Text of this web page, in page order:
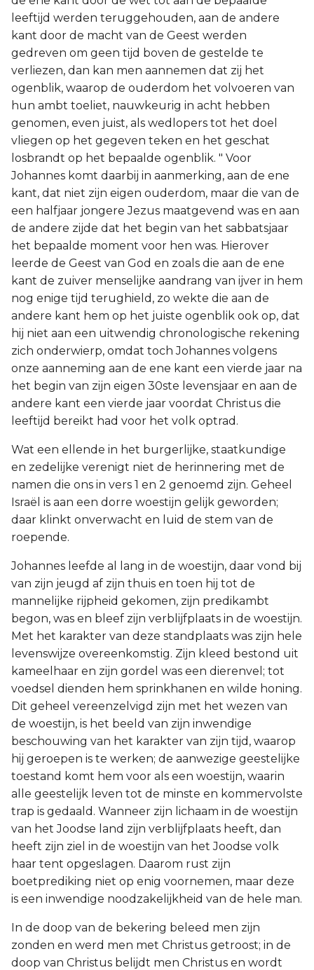
leeftijd werden teruggehouden, aan de andere
kant door de macht van de Geest werden
gedreven om geen tijd boven de gestelde te
verliezen, dan kan men aannemen dat zij het
ogenblik, waarop de ouderdom het volvoeren van
hun ambt toeliet, nauwkeurig in acht hebben
genomen, even juist, als wedlopers tot het doel
vliegen op het gegeven teken en het geschat
losbrandt op het bepaalde ogenblik. " Voor
Johannes komt daarbij in aanmerking, aan de ene
kant, dat niet zijn eigen ouderdom, maar die van de
een halfjaar jongere Jezus maatgevend was en aan
de andere zijde dat het begin van het sabbatsjaar
het bepaalde moment voor hen was. Hierover
leerde de Geest van God en zoals die aan de ene
kant de zuiver menselijke aandrang van ijver in hem
nog enige tijd terughield, zo wekte die aan de
andere kant hem op het juiste ogenblik ook op, dat
hij niet aan een uitwendig chronologische rekening
zich onderwierp, omdat toch Johannes volgens
onze aanneming aan de ene kant een vierde jaar na
het begin van zijn eigen 30ste levensjaar en aan de
andere kant een vierde jaar voordat Christus die
leeftijd bereikt had voor het volk optrad.
Wat een ellende in het burgerlijke, staatkundige
en zedelijke verenigt niet de herinnering met de
namen die ons in vers 1 en 2 genoemd zijn. Geheel
Israël is aan een dorre woestijn gelijk geworden;
daar klinkt onverwacht en luid de stem van de
roepende.
Johannes leefde al lang in de woestijn, daar vond bij
van zijn jeugd af zijn thuis en toen hij tot de
mannelijke rijpheid gekomen, zijn predikambt
begon, was en bleef zijn verblijfplaats in de woestijn.
Met het karakter van deze standplaats was zijn hele
levenswijze overeenkomstig. Zijn kleed bestond uit
kameelhaar en zijn gordel was een dierenvel; tot
voedsel dienden hem sprinkhanen en wilde honing.
Dit geheel vereenzelvigd zijn met het wezen van
de woestijn, is het beeld van zijn inwendige
beschouwing van het karakter van zijn tijd, waarop
hij geroepen is te werken; de aanwezige geestelijke
toestand komt hem voor als een woestijn, waarin
alle geestelijk leven tot de minste en kommervolste
trap is gedaald. Wanneer zijn lichaam in de woestijn
van het Joodse land zijn verblijfplaats heeft, dan
heeft zijn ziel in de woestijn van het Joodse volk
haar tent opgeslagen. Daarom rust zijn
boetprediking niet op enig voornemen, maar deze
is een inwendige noodzakelijkheid van de hele man.
In de doop van de bekering beleed men zijn
zonden en werd men met Christus getroost; in de
doop van Christus belijdt men Christus en wordt